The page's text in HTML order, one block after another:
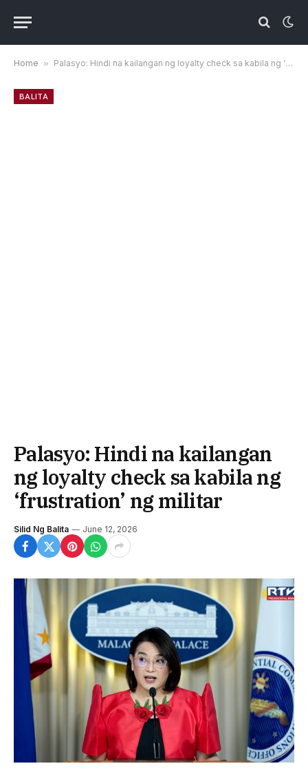
Home » Palasyo: Hindi na kailangan ng loyalty check sa kabila ng ‘frustration’ ng militar
BALITA
Palasyo: Hindi na kailangan
ng loyalty check sa kabila ng
‘frustration’ ng militar
Silid Ng Balita June 12, 2026